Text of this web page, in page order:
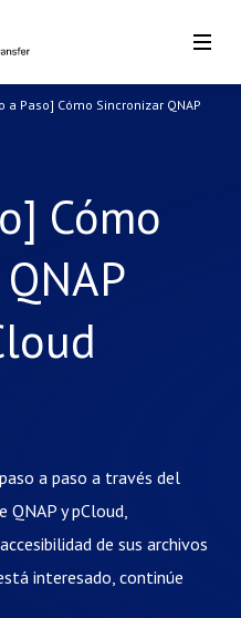
a Paso] Cómo Sincronizar QNAP
Cómo
a paso a través del
QNAP y pCloud,
de sus archivos
interesado, continúe